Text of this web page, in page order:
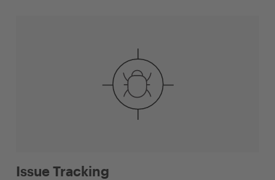
Issue Tracking